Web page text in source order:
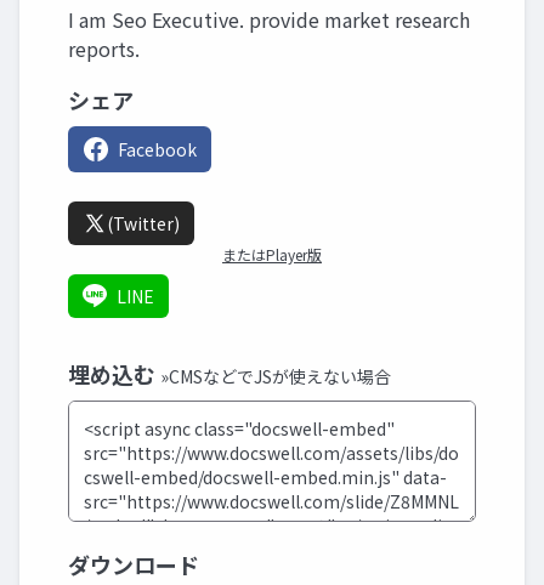
I am Seo Executive. provide market research
reports.
シェア
Facebook
(Twitter)
またはPlayer版
LINE
埋め込む »CMSなどでJSが使えない場合
ダウンロード